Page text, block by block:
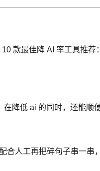
款最佳降 AI 率工具推
降低 ai 的同时，还能顺
人工再把碎句子串一串